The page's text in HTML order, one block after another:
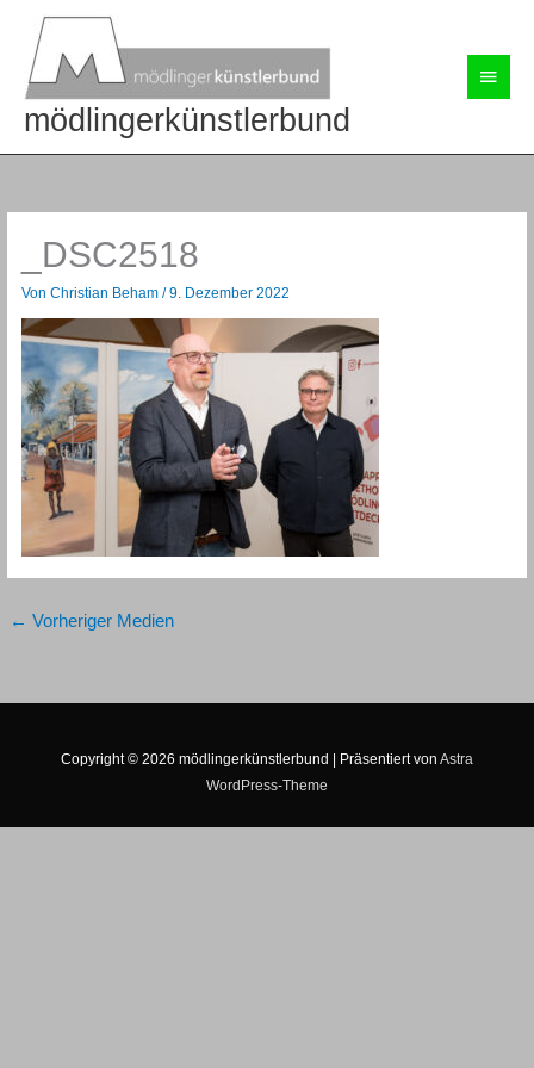
springen
mödlingerkünstlerbund
_DSC2518
VonChristian Beham/9. Dezember 2022
← Vorheriger Medien
Copyright © 2026 mödlingerkünstlerbund | Präsentiert von Astra
WordPress-Theme